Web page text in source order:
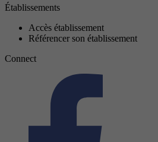
Établissements
Accès établissement
Référencer son établissement
Connect